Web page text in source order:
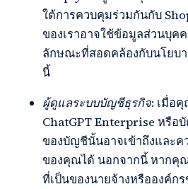
ใต้การควบคุมร่วมกันกับ
ของเราอาจใช้ข้อมูลส่วนบุค
ลักษณะที่สอดคล้องกับนโยบ
นี้
ผู้ดูแลระบบบัญชีธุรกิจ: เมื่อ
ChatGPT Enterprise หรือ
ของบัญชีนั้นอาจเข้าถึงและ
ของคุณได้ นอกจากนี้ หากคุ
ที่เป็นของนายจ้างหรือองค์ก